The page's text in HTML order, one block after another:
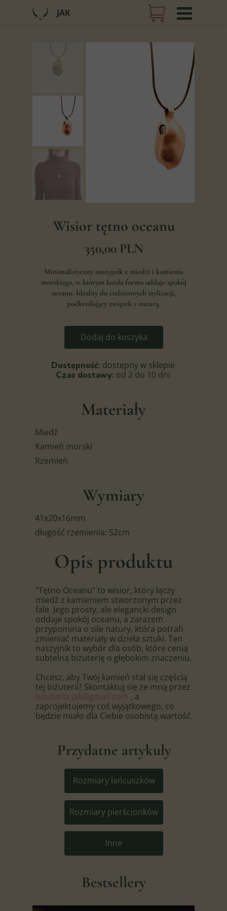
JAK
Dodaj do koszyka
350,00 PLN
Inne
Rozmiary pierścionków
Rozmiary łańcuszków
Dostępność: dostępny w sklepie
Czas dostawy: od 2 do 10 dni
Opis produktu
"Tętno Oceanu” to wisior, który łączy
miedź z kamieniem stworzonym przez
fale. Jego prosty, ale elegancki design
oddaje spokój oceanu, a zarazem
przypomina o sile natury, która potrafi
zmieniać materiały w dzieła sztuki. Ten
naszyjnik to wybór dla osób, które cenią
subtelną biżuterię o głębokim znaczeniu.
Chcesz, aby Twój kamień stał się częścią
tej biżuterii? Skontaktuj się ze mną przez
bizuteria.jak@gmail.com , a
zaprojektujemy coś wyjątkowego, co
będzie miało dla Ciebie osobistą wartość.
Wymiary
Materiały
Miedź
Kamień morski
Rzemień
Bestsellery
Przydatne artykuły
Wisior tętno oceanu
Minimalistyczny naszyjnik z miedzi i kamienia
morskiego, w którym każda forma oddaje spokój
oceanu. Idealny do codziennych stylizacji,
podkreślający związek z naturą.
41x20x16mm
długość rzemienia: 52cm